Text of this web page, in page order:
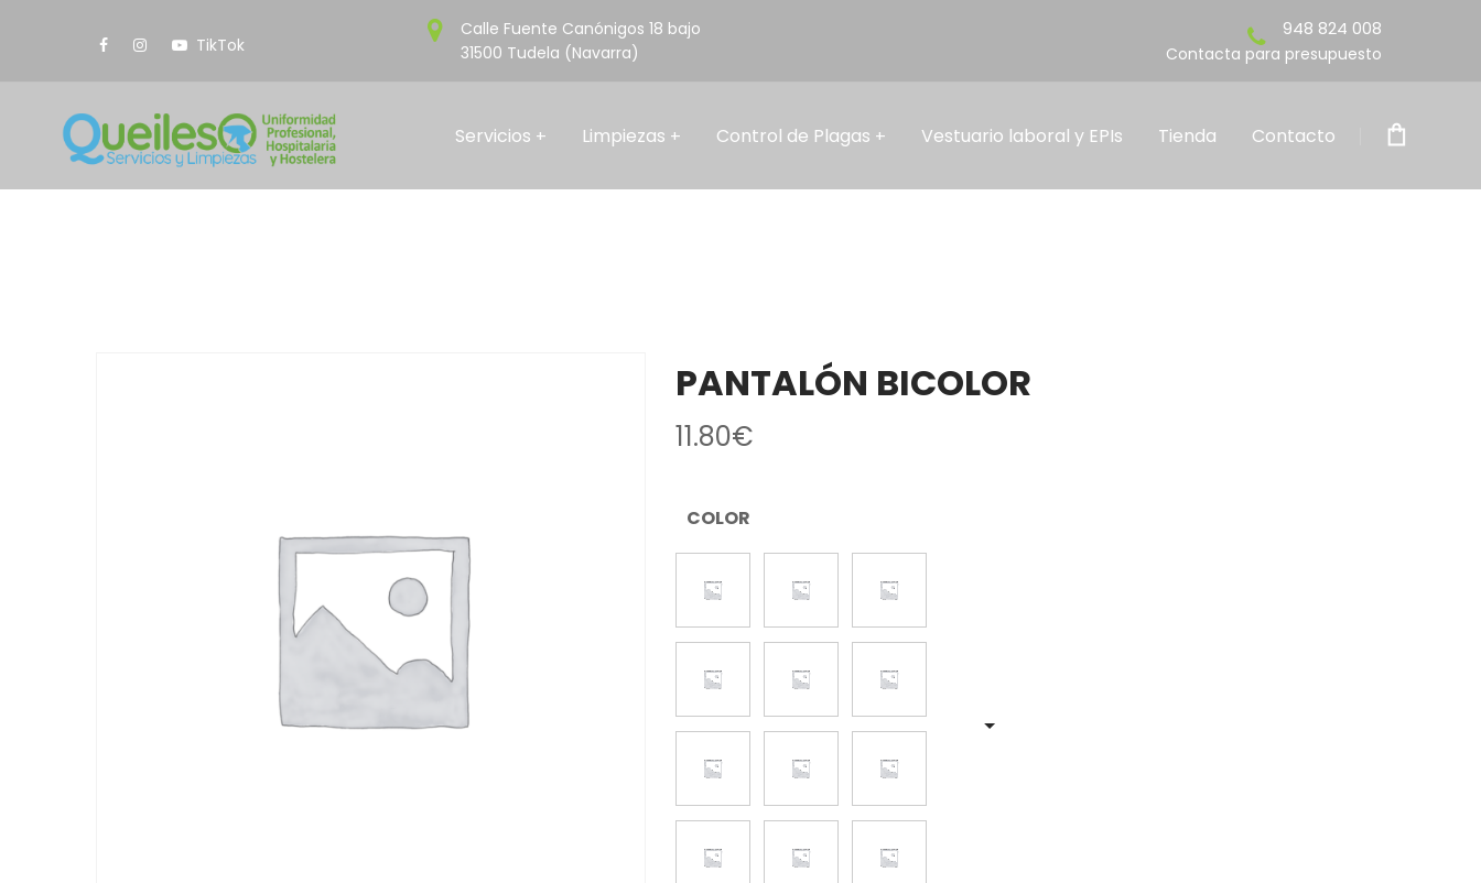
TikTok
Calle Fuente Canónigos 18 bajo
31500 Tudela (Navarra)
948 824 008
Contacta para presupuesto
Servicios Limpiezas Control de Plagas Vestuario laboral y EPIs Tienda Contacto
PANTALÓN BICOLOR
11.80€
COLOR